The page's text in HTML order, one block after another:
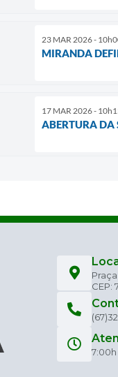
23 MAR 2026 -
MIRANDA
17 MAR 2026 -
ABERTURA DA
CEP: